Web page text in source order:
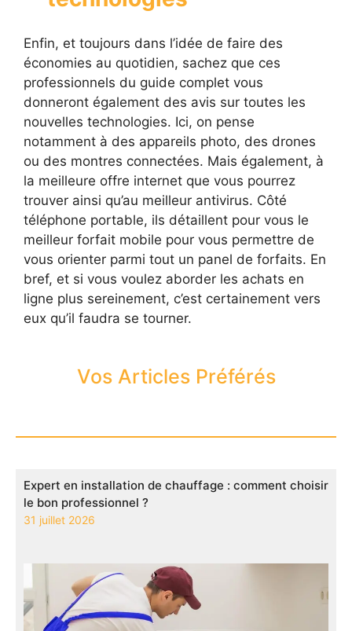
Enfin, et toujours dans l’idée de faire des
économies au quotidien, sachez que ces
professionnels du guide complet vous
donneront également des avis sur toutes les
nouvelles technologies. Ici, on pense
notamment à des appareils photo, des drones
ou des montres connectées. Mais également, à
la meilleure offre internet que vous pourrez
trouver ainsi qu’au meilleur antivirus. Côté
téléphone portable, ils détaillent pour vous le
meilleur forfait mobile pour vous permettre de
vous orienter parmi tout un panel de forfaits. En
bref, et si vous voulez aborder les achats en
ligne plus sereinement, c’est certainement vers
eux qu’il faudra se tourner.
Vos Articles Préférés
Expert en installation de chauffage : comment choisir
le bon professionnel ?
31 juillet 2026